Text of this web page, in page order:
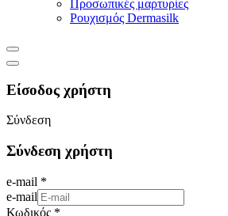
Προσωπικές μαρτυρίες
Ρουχισμός Dermasilk
Είσοδος χρήστη
Σύνδεση
Σύνδεση χρήστη
e-mail *
e-mail
Κωδικός *